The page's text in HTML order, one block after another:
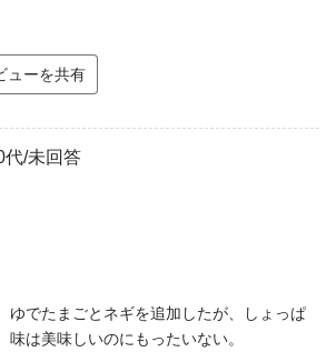
ューを共有
代/未回答
ゆでたまごとネギを追加したが、しょっぱ
味は美味しいのにもったいない。